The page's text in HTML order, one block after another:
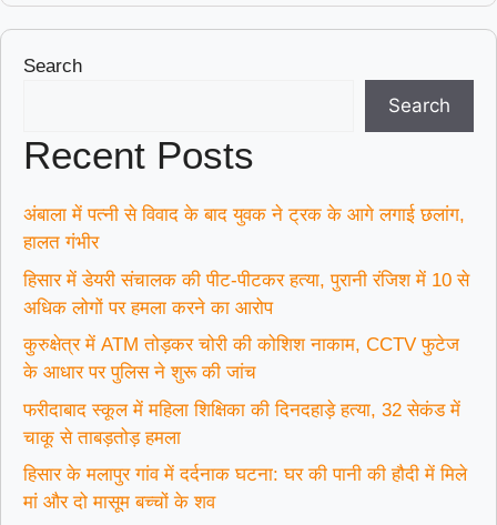
Search
Search
Recent Posts
अंबाला में पत्नी से विवाद के बाद युवक ने ट्रक के आगे लगाई छलांग,
हालत गंभीर
हिसार में डेयरी संचालक की पीट-पीटकर हत्या, पुरानी रंजिश में 10 से
अधिक लोगों पर हमला करने का आरोप
कुरुक्षेत्र में ATM तोड़कर चोरी की कोशिश नाकाम, CCTV फुटेज
के आधार पर पुलिस ने शुरू की जांच
फरीदाबाद स्कूल में महिला शिक्षिका की दिनदहाड़े हत्या, 32 सेकंड में
चाकू से ताबड़तोड़ हमला
हिसार के मलापुर गांव में दर्दनाक घटना: घर की पानी की हौदी में मिले
मां और दो मासूम बच्चों के शव